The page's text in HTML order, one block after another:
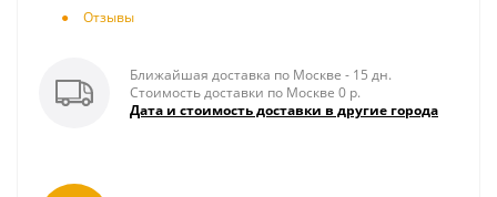
Отзывы
Ближайшая доставка по Москве - 15 дн.
Стоимость доставки по Москве 0 р.
Дата и стоимость доставки в другие города